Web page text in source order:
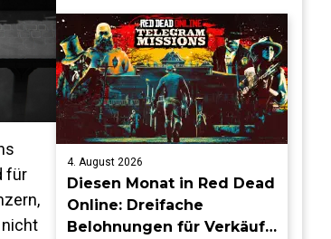
für
nicht
4. August 2026
Diesen Monat in Red Dead
Online: Dreifache
Belohnungen für Verkäufe